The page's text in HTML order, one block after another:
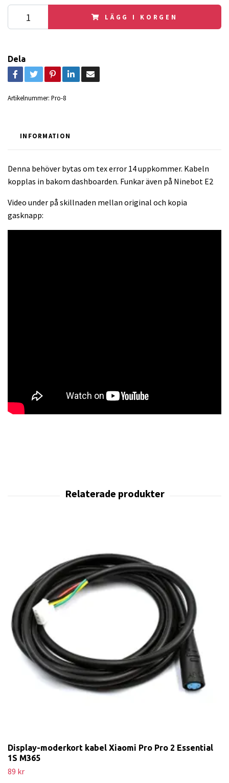
LÄGG I KORGEN
Dela
Artikelnummer: Pro-8
INFORMATION
Denna behöver bytas om tex error 14 uppkommer. Kabeln
kopplas in bakom dashboarden. Funkar även på Ninebot E2
Video under på skillnaden mellan original och kopia
gasknapp:
Display-moderkort kabel Xiaomi Pro Pro 2 Essential
1S M365
89 kr